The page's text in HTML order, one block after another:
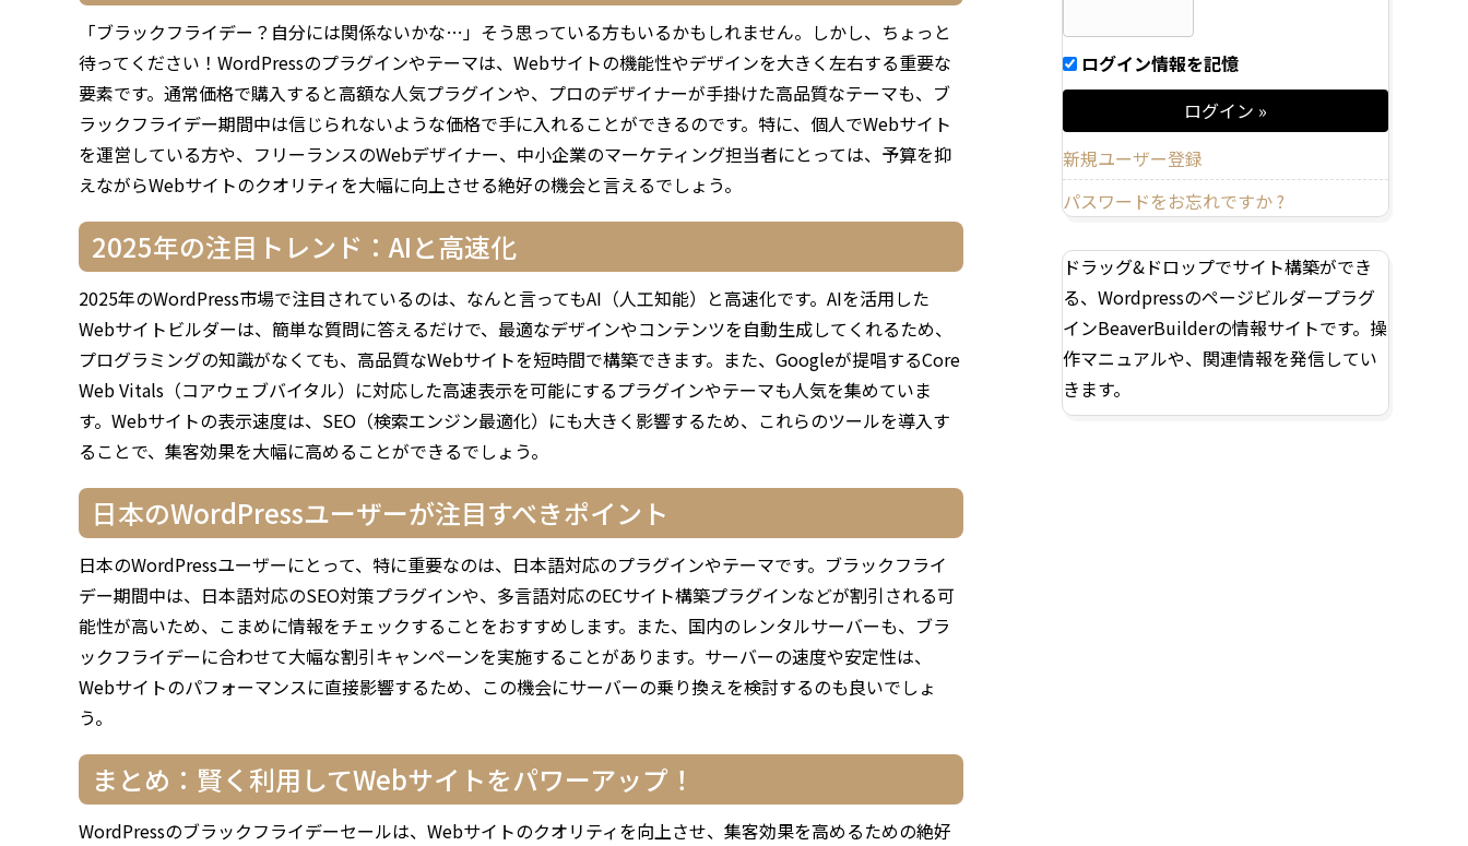
「ブラックフライデー？自分には関係ないかな…」そう思っている方もいるかもしれません。しかし、ちょっと
待ってください！WordPressのプラグインやテーマは、Webサイトの機能性やデザインを大きく左右する重要な
要素です。通常価格で購入すると高額な人気プラグインや、プロのデザイナーが手掛けた高品質なテーマも、ブ
ラックフライデー期間中は信じられないような価格で手に入れることができるのです。特に、個人でWebサイト
を運営している方や、フリーランスのWebデザイナー、中小企業のマーケティング担当者にとっては、予算を抑
えながらWebサイトのクオリティを大幅に向上させる絶好の機会と言えるでしょう。
2025年の注目トレンド：AIと高速化
2025年のWordPress市場で注目されているのは、なんと言ってもAI（人工知能）と高速化です。AIを活用した
Webサイトビルダーは、簡単な質問に答えるだけで、最適なデザインやコンテンツを自動生成してくれるため、
プログラミングの知識がなくても、高品質なWebサイトを短時間で構築できます。また、Googleが提唱するCore
Web Vitals（コアウェブバイタル）に対応した高速表示を可能にするプラグインやテーマも人気を集めていま
す。Webサイトの表示速度は、SEO（検索エンジン最適化）にも大きく影響するため、これらのツールを導入す
ることで、集客効果を大幅に高めることができるでしょう。
日本のWordPressユーザーが注目すべきポイント
日本のWordPressユーザーにとって、特に重要なのは、日本語対応のプラグインやテーマです。ブラックフライ
デー期間中は、日本語対応のSEO対策プラグインや、多言語対応のECサイト構築プラグインなどが割引される可
能性が高いため、こまめに情報をチェックすることをおすすめします。また、国内のレンタルサーバーも、ブラ
ックフライデーに合わせて大幅な割引キャンペーンを実施することがあります。サーバーの速度や安定性は、
Webサイトのパフォーマンスに直接影響するため、この機会にサーバーの乗り換えを検討するのも良いでしょ
う。
まとめ：賢く利用してWebサイトをパワーアップ！
WordPressのブラックフライデーセールは、Webサイトのクオリティを向上させ、集客効果を高めるための絶好
ログイン情報を記憶
新規ユーザー登録
パスワードをお忘れですか ?
ドラッグ&ドロップでサイト構築ができ
る、Wordpressのページビルダープラグ
インBeaverBuilderの情報サイトです。操
作マニュアルや、関連情報を発信してい
きます。